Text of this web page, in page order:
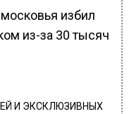
избил
из-за 30 тысяч
И ЭКСКЛЮЗИВНЫХ